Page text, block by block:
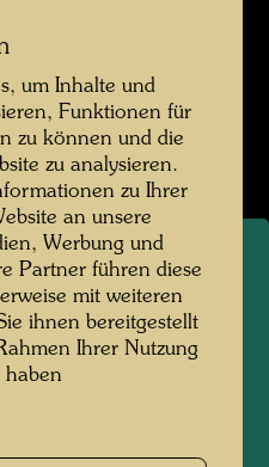
ESSEN
um Inhalte und
Funktionen für
zu können und die
zu analysieren.
zu Ihrer
an unsere
Werbung und
Partner führen diese
mit weiteren
ihnen bereitgestellt
Ihrer Nutzung
haben